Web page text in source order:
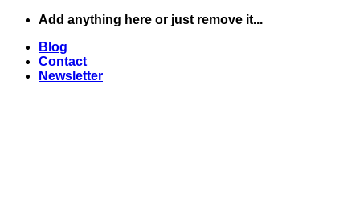
Skip
content
Add anything here or just remove it...
Blog
Contact
Newsletter